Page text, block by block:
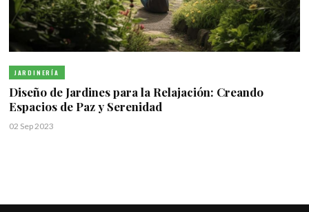
JARDINERÍA
Diseño de Jardines para la Relajación: Creando
Espacios de Paz y Serenidad
02 Sep 2023